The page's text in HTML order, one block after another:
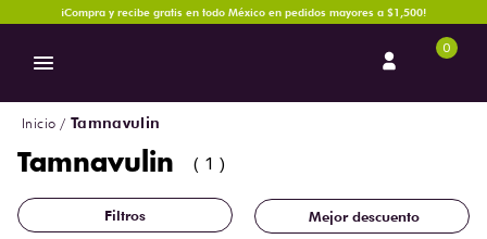
¡Compra y recibe gratis en todo México en pedidos mayores a $1,500!
0
Tamnavulin
Tamnavulin 1
Mejor descuento